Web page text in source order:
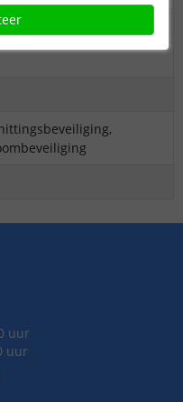
uur
uur